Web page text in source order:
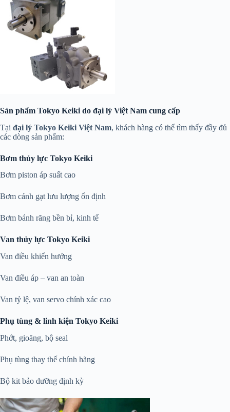
Sản phẩm Tokyo Keiki do đại lý Việt Nam cung cấp
Tại đại lý Tokyo Keiki Việt Nam, khách hàng có thể tìm thấy đầy đủ
các dòng sản phẩm:
Bơm thủy lực Tokyo Keiki
Bơm piston áp suất cao
Bơm cánh gạt lưu lượng ổn định
Bơm bánh răng bền bỉ, kinh tế
Van thủy lực Tokyo Keiki
Van điều khiển hướng
Van điều áp – van an toàn
Van tỷ lệ, van servo chính xác cao
Phụ tùng & linh kiện Tokyo Keiki
Phớt, gioăng, bộ seal
Phụ tùng thay thế chính hãng
Bộ kit bảo dưỡng định kỳ